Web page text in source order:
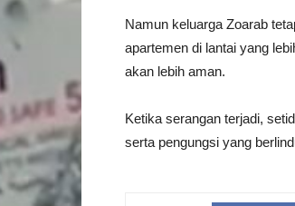
Namun keluarga Zoarab
apartemen di lantai yang
akan lebih aman.
Ketika serangan terjadi,
serta pengungsi yang